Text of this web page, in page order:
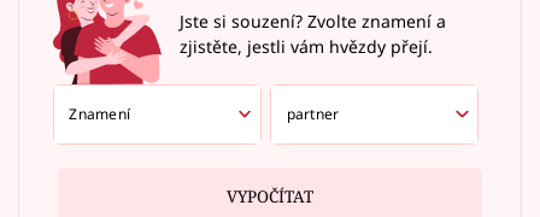
Jste si souzení? Zvolte znamení a
zjistěte, jestli vám hvězdy přejí.
VYPOČÍTAT